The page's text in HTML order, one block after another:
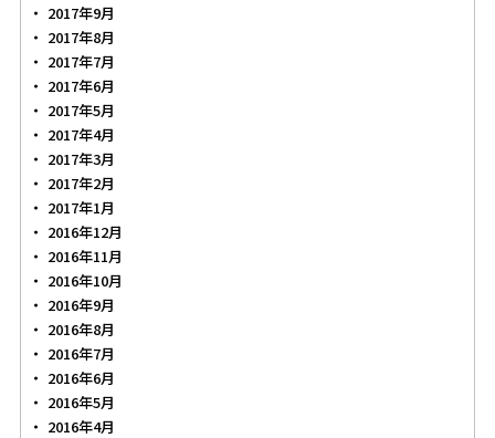
2017年9月
2017年8月
2017年7月
2017年6月
2017年5月
2017年4月
2017年3月
2017年2月
2017年1月
2016年12月
2016年11月
2016年10月
2016年9月
2016年8月
2016年7月
2016年6月
2016年5月
2016年4月